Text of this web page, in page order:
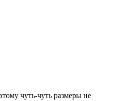
чуть-чуть размеры не